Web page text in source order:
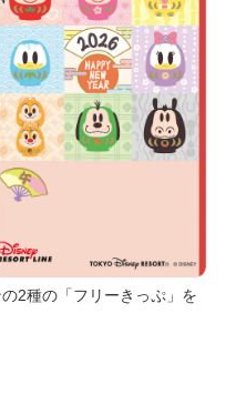
2種の「フリーきっぷ」を